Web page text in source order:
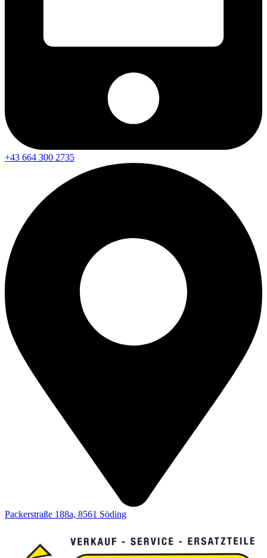
+43 664 300 2735
Packerstraße 188a, 8561 Söding